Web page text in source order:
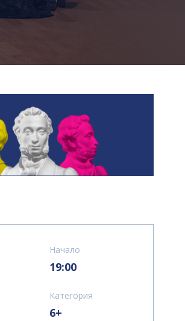
Начало
19:00
Категория
6+